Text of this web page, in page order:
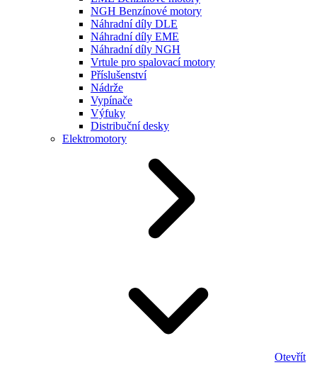
NGH Benzínové motory
Náhradní díly DLE
Náhradní díly EME
Náhradní díly NGH
Vrtule pro spalovací motory
Příslušenství
Nádrže
Vypínače
Výfuky
Distribuční desky
Elektromotory
Otevřít